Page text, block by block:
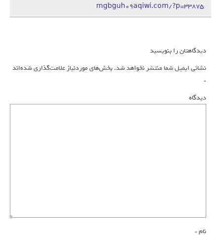
mgbguh09aqiwi.com/?p=33875
دیدگاهتان را بنویسید
نشانی ایمیل شما منتشر نخواهد شد.بخش‌های موردنیاز علامت‌گذاری شده‌اند
*
دیدگاه
نام*